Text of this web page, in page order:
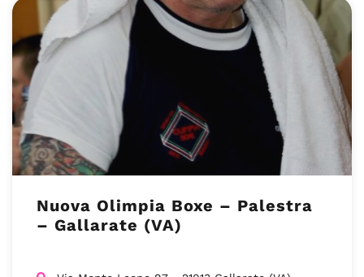
Nuova Olimpia Boxe – Palestra
– Gallarate (VA)